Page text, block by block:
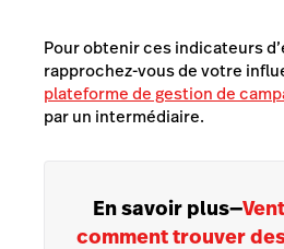
Pour obtenir ces indicateurs
rapprochez-vous de votre
plateforme de gestion de
par un intermédiaire.
En savoir plus—
comment trouver